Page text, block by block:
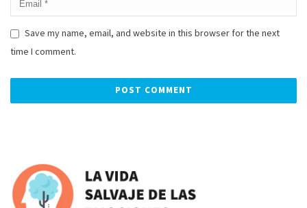
Save my name, email, and website in this browser for the next
time I comment.